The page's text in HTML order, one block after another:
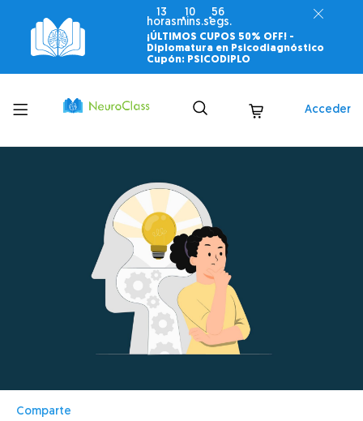
13
horas
10
mins.
55
segs.
¡ÚLTIMOS CUPOS 50% OFF! -
Diplomatura en Psicodiagnóstico
Cupón: PSICODIPLO
Toggle
menu
Acceder
Comparte